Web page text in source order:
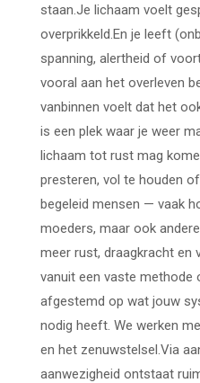
staan.Je lichaam voelt
overprikkeld.En je leeft
spanning, alertheid of
vooral aan het overleven
vanbinnen voelt dat het
is een plek waar je weer
lichaam tot rust mag
presteren, vol te houden
begeleid mensen — vaak
moeders, maar ook
meer rust, draagkracht en
vanuit een vaste methode
afgestemd op wat jouw
nodig heeft. We werken
en het zenuwstelsel.Via
aanwezigheid ontstaat